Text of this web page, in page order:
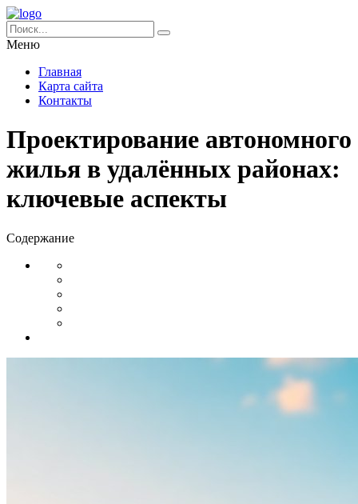
Меню
Главная
Карта сайта
Контакты
Проектирование автономного
жилья в удалённых районах:
ключевые аспекты
Содержание